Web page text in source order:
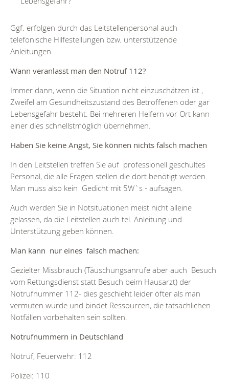
Ggf. erfolgen durch das Leitstellenpersonal auch
telefonische Hilfestellungen bzw. unterstützende
Anleitungen.
Wann veranlasst man den Notruf 112?
Immer dann, wenn die Situation nicht einzuschätzen ist ,
Zweifel am Gesundheitszustand des Betroffenen oder gar
Lebensgefahr besteht. Bei mehreren Helfern vor Ort kann
einer dies schnellstmöglich übernehmen.
Haben Sie keine Angst, Sie können nichts falsch machen
In den Leitstellen treffen Sie auf professionell geschultes
Personal, die alle Fragen stellen die dort benötigt werden.
Man muss also kein Gedicht mit 5W`s - aufsagen.
Auch werden Sie in Notsituationen meist nicht alleine
gelassen, da die Leitstellen auch tel. Anleitung und
Unterstützung geben können.
Man kann nur eines falsch machen:
Gezielter Missbrauch (Täuschungsanrufe aber auch Besuch
vom Rettungsdienst statt Besuch beim Hausarzt) der
Notrufnummer 112- dies geschieht leider öfter als man
vermuten würde und bindet Ressourcen, die tatsächlichen
Notfällen vorbehalten sein sollten.
Notrufnummern in Deutschland
Notruf, Feuerwehr: 112
Polizei: 110